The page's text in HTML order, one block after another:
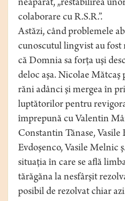
neapărat, „restabilirea
colaborare cu R.S.R.”.
Astăzi, când problemele
cunoscutul lingvist au fost
că Domnia sa forţa uşi
deloc aşa. Nicolae Mătcaş
răni adânci şi mergea în
luptătorilor pentru
împrepună cu Valentin
Constantin Tănase, Vasile
Evdoşenco, Vasile Melnic
situaţia în care se află
tărăgăna la nesfârşit
posibil de rezolvat chiar